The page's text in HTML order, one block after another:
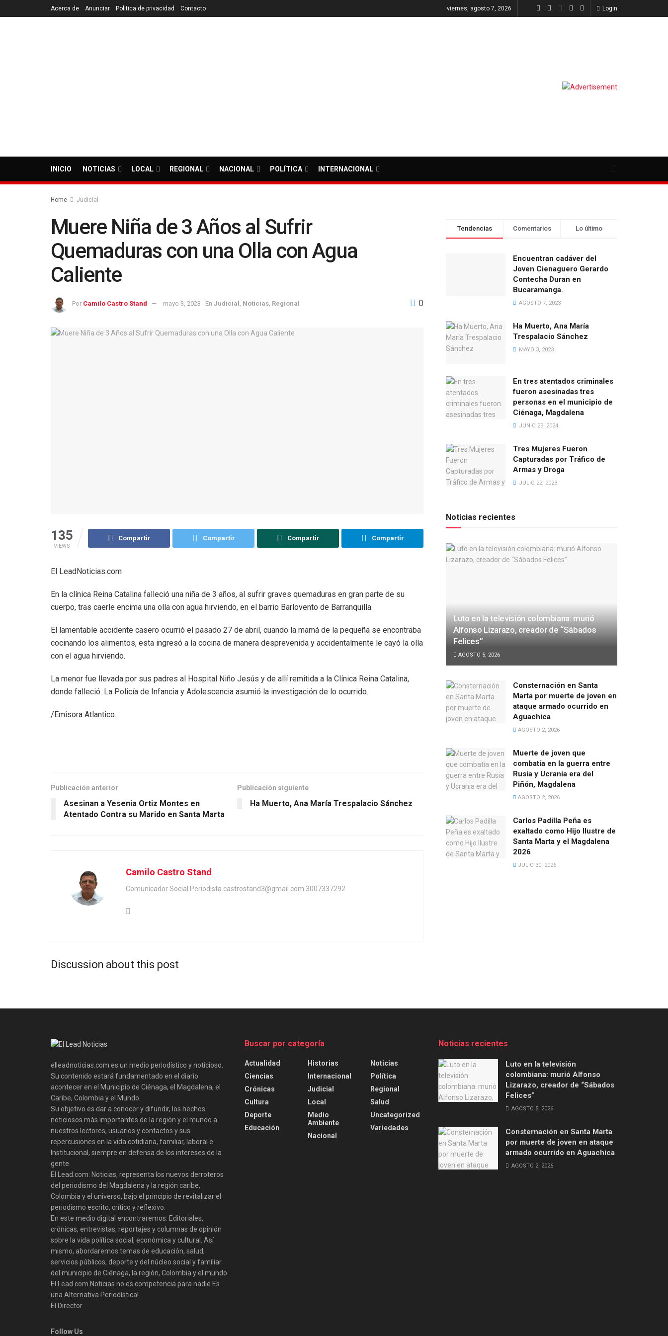
Acerca de Anunciar Politica de privacidad Contacto viernes, agosto 7, 2026 Login
INICIO NOTICIAS LOCAL REGIONAL NACIONAL POLÍTICA INTERNACIONAL
Home Judicial
Muere Niña de 3 Años al Sufrir
Quemaduras con una Olla con Agua
Caliente
Por Camilo Castro Stand mayo 3, 2023 En Judicial Noticias Regional 0
135
VIEWS
Compartir Compartir Compartir Compartir
El LeadNoticias.com
En la clínica Reina Catalina falleció una niña de 3 años, al sufrir graves quemaduras en gran parte de su
cuerpo, tras caerle encima una olla con agua hirviendo, en el barrio Barlovento de Barranquilla.
El lamentable accidente casero ocurrió el pasado 27 de abril, cuando la mamá de la pequeña se encontraba
cocinando los alimentos, esta ingresó a la cocina de manera desprevenida y accidentalmente le cayó la olla
con el agua hirviendo.
La menor fue llevada por sus padres al Hospital Niño Jesús y de allí remitida a la Clínica Reina Catalina,
donde falleció. La Policía de Infancia y Adolescencia asumió la investigación de lo ocurrido.
/Emisora Atlantico.
Publicación anterior
Asesinan a Yesenia Ortiz Montes en
Atentado Contra su Marido en Santa Marta
Publicación siguiente
Ha Muerto, Ana María Trespalacio Sánchez
Camilo Castro Stand
Comunicador Social Periodista castrostand3@gmail.com 3007337292
Discussion about this post
Tendencias Comentarios Lo último
Encuentran cadáver del
Joven Cienaguero Gerardo
Contecha Duran en
Bucaramanga.
AGOSTO 7, 2023
Ha Muerto, Ana María
Trespalacio Sánchez
MAYO 3, 2023
En tres atentados criminales
fueron asesinadas tres
personas en el municipio de
Ciénaga, Magdalena
JUNIO 23, 2024
Tres Mujeres Fueron
Capturadas por Tráfico de
Armas y Droga
JULIO 22, 2023
Noticias recientes
Luto en la televisión colombiana: murió
Alfonso Lizarazo, creador de “Sábados
Felices”
AGOSTO 5, 2026
Consternación en Santa
Marta por muerte de joven en
ataque armado ocurrido en
Aguachica
AGOSTO 2, 2026
Muerte de joven que
combatía en la guerra entre
Rusia y Ucrania era del
Piñón, Magdalena
AGOSTO 2, 2026
Carlos Padilla Peña es
exaltado como Hijo Ilustre de
Santa Marta y el Magdalena
2026
JULIO 30, 2026
elleadnoticias.com es un medio periodístico y noticioso.
Su contenido estará fundamentado en el diario
acontecer en el Municipio de Ciénaga, el Magdalena, el
Caribe, Colombia y el Mundo.
Su objetivo es dar a conocer y difundir, los hechos
noticiosos más importantes de la región y el mundo a
nuestros lectores, usuarios y contactos y sus
repercusiones en la vida cotidiana, familiar, laboral e
Institucional, siempre en defensa de los intereses de la
gente.
El Lead.com: Noticias, representa los nuevos derroteros
del periodismo del Magdalena y la región caribe,
Colombia y el universo, bajo el principio de revitalizar el
periodismo escrito, crítico y reflexivo.
En este medio digital encontraremos: Editoriales,
crónicas, entrevistas, reportajes y columnas de opinión
sobre la vida política social, económica y cultural. Así
mismo, abordaremos temas de educación, salud,
servicios públicos, deporte y del núcleo social y familiar
del municipio de Ciénaga, la región, Colombia y el mundo.
El Lead.com Noticias no es competencia para nadie Es
una Alternativa Periodística!
El Director
Follow Us
Buscar por categoría
Actualidad
Ciencias
Crónicas
Cultura
Deporte
Educación
Historias
Internacional
Judicial
Local
Medio
Ambiente
Nacional
Noticias
Política
Regional
Salud
Uncategorized
Variedades
Noticias recientes
Luto en la televisión
colombiana: murió Alfonso
Lizarazo, creador de “Sábados
Felices”
AGOSTO 5, 2026
Consternación en Santa Marta
por muerte de joven en ataque
armado ocurrido en Aguachica
AGOSTO 2, 2026